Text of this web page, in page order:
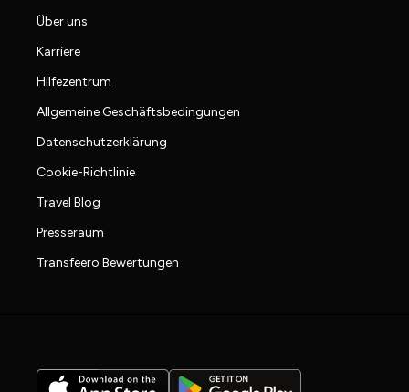
Über uns
Karriere
Hilfezentrum
Allgemeine Geschäftsbedingungen
Datenschutzerklärung
Cookie-Richtlinie
Travel Blog
Presseraum
Transfeero Bewertungen